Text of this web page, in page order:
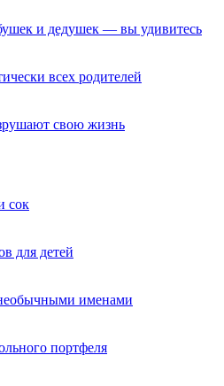
и дедушек — вы удивитесь
всех родителей
свою жизнь
сок
для детей
именами
портфеля